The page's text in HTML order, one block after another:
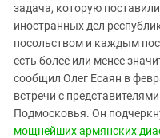
задача, которую
иностранных дел
посольством и каждым
есть более или менее
сообщил Олег Есаян в
встречи с
Подмосковья. Он
мощнейших армянских